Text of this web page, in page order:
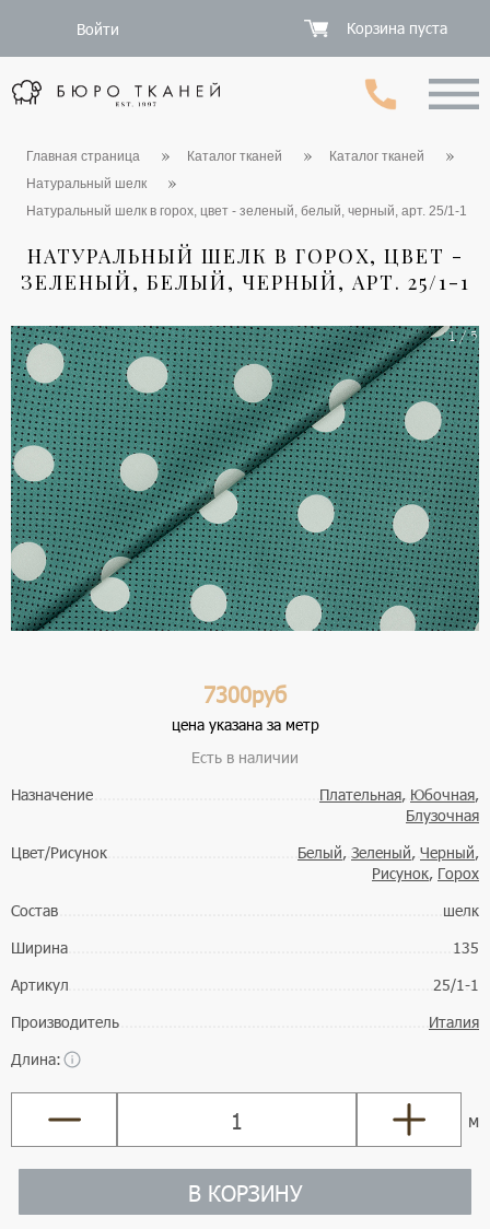
Войти Корзина пуста
Главная страница Каталог тканей
Каталог тканей
Натуральный шелк
Натуральный шелк в горох, цвет - зеленый, белый, черный, арт. 25/1-1
НАТУРАЛЬНЫЙ ШЕЛК В ГОРОХ, ЦВЕТ -
ЗЕЛЕНЫЙ, БЕЛЫЙ, ЧЕРНЫЙ, АРТ. 25/1-1
1 / 5
7300руб
цена указана за метр
Есть в наличии
Назначение
Плательная, Юбочная,
Блузочная
Цвет/Рисунок
Белый, Зеленый, Черный,
Рисунок, Горох
Состав
шелк
Ширина
135
Артикул
25/1-1
Производитель
Италия
Длина:
м
В КОРЗИНУ